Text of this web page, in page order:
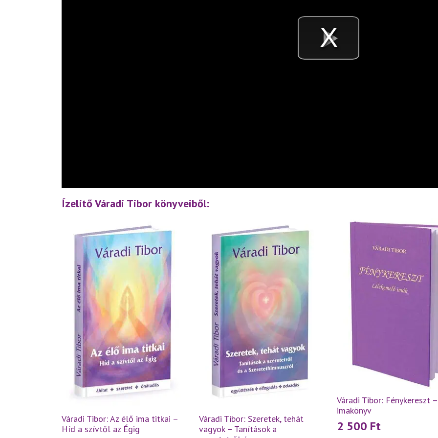
Videó
Ízelítő Váradi Tibor könyveiből:
Váradi Tibor: Az élő ima titkai –
Híd a szívtől az Égig
Váradi Tibor: Szeretek, tehát
vagyok – Tanítások a
Váradi Tibor: Fénykereszt –
imakönyv
2 500 Ft